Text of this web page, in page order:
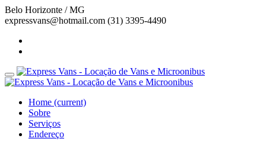
Belo Horizonte / MG
expressvans@hotmail.com (31) 3395-4490
Home (current)
Sobre
Serviços
Endereço